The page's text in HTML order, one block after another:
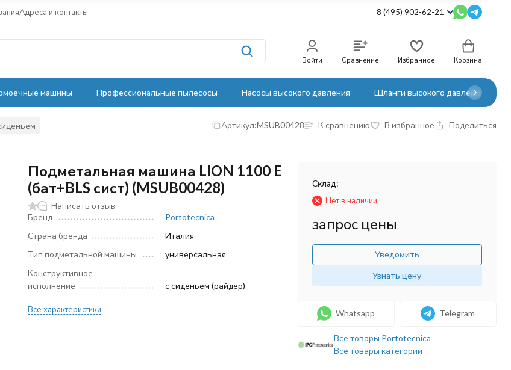
Адреса и контакты 8 (495) 902-62-21
Войти Сравнение Избранное Корзина
машины Профессиональные пылесосы Насосы высокого давления Шланги высокого давления
Артикул:MSUB00428 К сравнению В избранное Поделиться
Подметальная машина LION 1100 E
(бат+BLS сист) (MSUB00428)
Написать отзыв
Бренд
Portotecnica
Страна бренда
Италия
Тип подметальной машины
универсальная
Конструктивное
исполнение
с сиденьем (райдер)
Все характеристики
Склад:
Нет в наличии
запрос цены
Уведомить
Узнать цену
Whatsapp Telegram
Все товары Portotecnica
Все товары категории